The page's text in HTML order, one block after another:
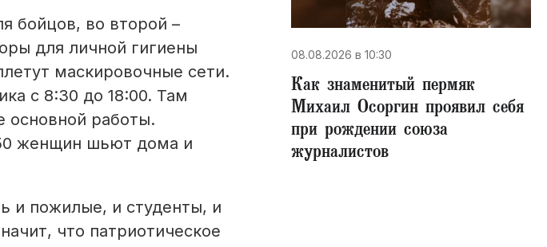
бойцов, во второй –
для личной гигиены
маскировочные сети.
с 8:30 до 18:00. Там
основной работы.
женщин шьют дома и
и пожилые, и студенты, и
что пат­риотическое
08.08.2026 в 10:30
​Как знаменитый пермяк
Михаил Осоргин проявил себя
при рождении союза
журналистов